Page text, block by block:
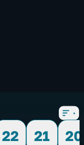
22 21
20